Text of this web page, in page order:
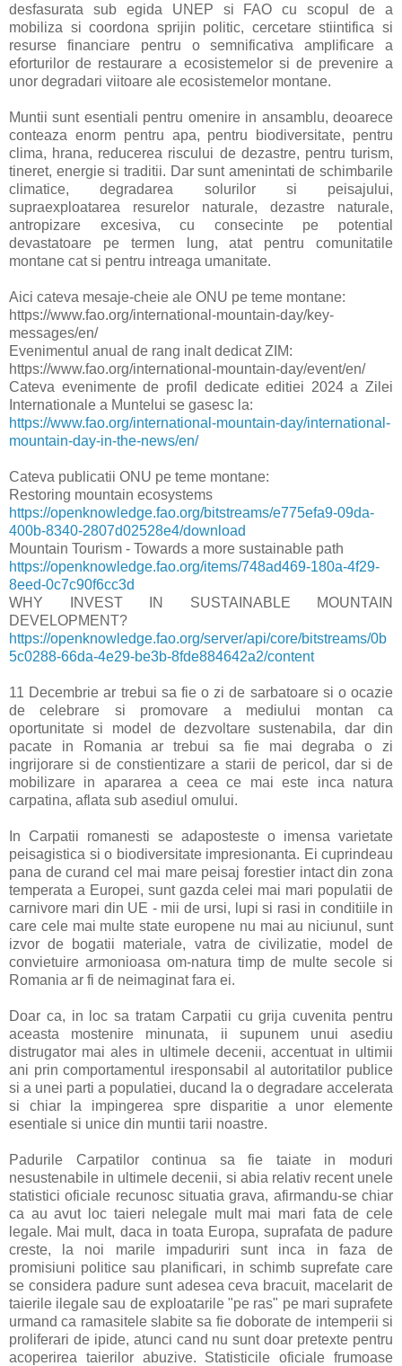
desfasurata sub egida UNEP si FAO cu scopul de a
mobiliza si coordona sprijin politic, cercetare stiintifica si
resurse financiare pentru o semnificativa amplificare a
eforturilor de restaurare a ecosistemelor si de prevenire a
unor degradari viitoare ale ecosistemelor montane.
Muntii sunt esentiali pentru omenire in ansamblu, deoarece
conteaza enorm pentru apa, pentru biodiversitate, pentru
clima, hrana, reducerea riscului de dezastre, pentru turism,
tineret, energie si traditii. Dar sunt amenintati de schimbarile
climatice, degradarea solurilor si peisajului,
supraexploatarea resurelor naturale, dezastre naturale,
antropizare excesiva, cu consecinte pe potential
devastatoare pe termen lung, atat pentru comunitatile
montane cat si pentru intreaga umanitate.
Aici cateva mesaje-cheie ale ONU pe teme montane:
https://www.fao.org/international-mountain-day/key-
messages/en/
Evenimentul anual de rang inalt dedicat ZIM:
https://www.fao.org/international-mountain-day/event/en/
Cateva evenimente de profil dedicate editiei 2024 a Zilei
Internationale a Muntelui se gasesc la:
https://www.fao.org/international-mountain-day/international-
mountain-day-in-the-news/en/
Cateva publicatii ONU pe teme montane:
Restoring mountain ecosystems
https://openknowledge.fao.org/bitstreams/e775efa9-09da-
400b-8340-2807d02528e4/download
Mountain Tourism - Towards a more sustainable path
https://openknowledge.fao.org/items/748ad469-180a-4f29-
8eed-0c7c90f6cc3d
WHY INVEST IN SUSTAINABLE MOUNTAIN
DEVELOPMENT?
https://openknowledge.fao.org/server/api/core/bitstreams/0b
5c0288-66da-4e29-be3b-8fde884642a2/content
11 Decembrie ar trebui sa fie o zi de sarbatoare si o ocazie
de celebrare si promovare a mediului montan ca
oportunitate si model de dezvoltare sustenabila, dar din
pacate in Romania ar trebui sa fie mai degraba o zi
ingrijorare si de constientizare a starii de pericol, dar si de
mobilizare in apararea a ceea ce mai este inca natura
carpatina, aflata sub asediul omului.
In Carpatii romanesti se adaposteste o imensa varietate
peisagistica si o biodiversitate impresionanta. Ei cuprindeau
pana de curand cel mai mare peisaj forestier intact din zona
temperata a Europei, sunt gazda celei mai mari populatii de
carnivore mari din UE - mii de ursi, lupi si rasi in conditiile in
care cele mai multe state europene nu mai au niciunul, sunt
izvor de bogatii materiale, vatra de civilizatie, model de
convietuire armonioasa om-natura timp de multe secole si
Romania ar fi de neimaginat fara ei.
Doar ca, in loc sa tratam Carpatii cu grija cuvenita pentru
aceasta mostenire minunata, ii supunem unui asediu
distrugator mai ales in ultimele decenii, accentuat in ultimii
ani prin comportamentul iresponsabil al autoritatilor publice
si a unei parti a populatiei, ducand la o degradare accelerata
si chiar la impingerea spre disparitie a unor elemente
esentiale si unice din muntii tarii noastre.
Padurile Carpatilor continua sa fie taiate in moduri
nesustenabile in ultimele decenii, si abia relativ recent unele
statistici oficiale recunosc situatia grava, afirmandu-se chiar
ca au avut loc taieri nelegale mult mai mari fata de cele
legale. Mai mult, daca in toata Europa, suprafata de padure
creste, la noi marile impaduriri sunt inca in faza de
promisiuni politice sau planificari, in schimb suprefate care
se considera padure sunt adesea ceva bracuit, macelarit de
taierile ilegale sau de exploatarile "pe ras" pe mari suprafete
urmand ca ramasitele slabite sa fie doborate de intemperii si
proliferari de ipide, atunci cand nu sunt doar pretexte pentru
acoperirea taierilor abuzive. Statisticile oficiale frumoase